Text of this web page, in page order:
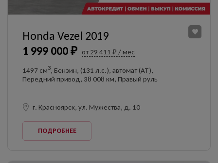
1 999 000 ₽ от 29 411 ₽ / мес
Honda Vezel 2019
1497 см3, Бензин, (131 л.с.), автомат (AT),
Передний привод, 38 008 км, Правый руль
г. Красноярск, ул. Мужества, д. 10
ПОДРОБНЕЕ